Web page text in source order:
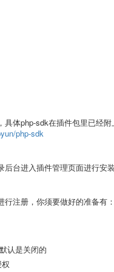
具体php-sdk在插件包里已经
php-sdk
后台进入插件管理页面进行安
注册，你须要做好的准备有：
认是关闭的